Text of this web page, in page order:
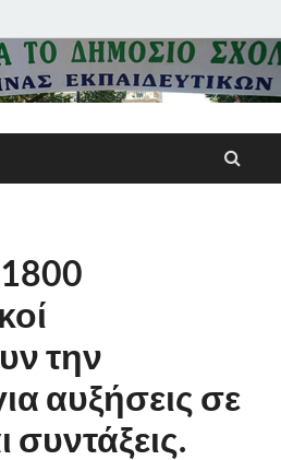
Α΄
Αθηνών
την
αυξήσεις σε
συντάξεις.